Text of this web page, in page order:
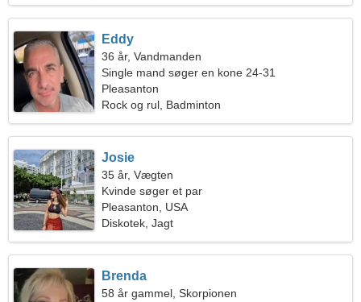
Eddy
36 år, Vandmanden
Single mand søger en kone 24-31
Pleasanton
Rock og rul, Badminton
Josie
35 år, Vægten
Kvinde søger et par
Pleasanton, USA
Diskotek, Jagt
Brenda
58 år gammel, Skorpionen